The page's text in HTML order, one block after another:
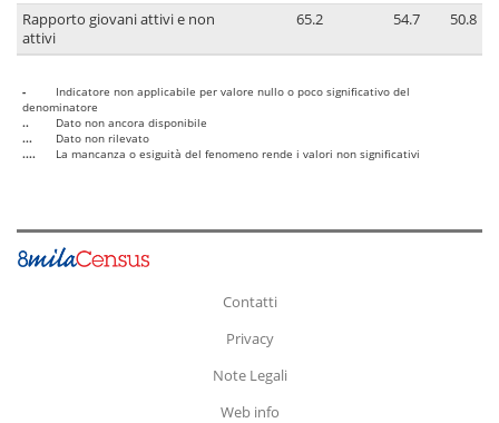
Rapporto giovani attivi e non
attivi
65.2 54.7 50.8
-
Indicatore non applicabile per valore nullo o poco significativo del
denominatore
..
Dato non ancora disponibile
...
Dato non rilevato
....
La mancanza o esiguità del fenomeno rende i valori non significativi
Contatti
Privacy
Note Legali
Web info